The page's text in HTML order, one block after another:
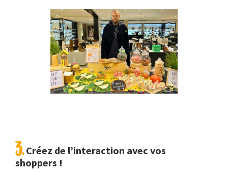
3.Créez de l’interaction avec vos
shoppers !